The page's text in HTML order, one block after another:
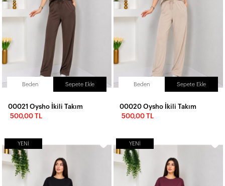
Beden Sepete Ekle
00021 Oysho İkili Takım
500,00 TL
Beden Sepete Ekle
00020 Oysho İkili Takım
500,00 TL
YENI YENI